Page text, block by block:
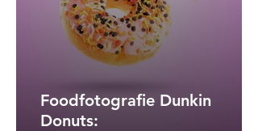
Foodfotografie Dunkin
Donuts: